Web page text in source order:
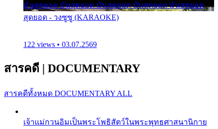
มันสุดยอด มันสุดยอด มันสุดยอด มันสุดยอด มันสุดยอด
สุดยอด - วงซูซู (KARAOKE)
122 views • 03.07.2569
สารคดี | DOCUMENTARY
สารคดีทั้งหมด DOCUMENTARY ALL
เจ้าแม่กวนอิมเป็นพระโพธิสัตว์ในพระพุทธศาสนานิกาย